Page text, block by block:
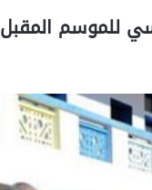
المقبل 2018-2019